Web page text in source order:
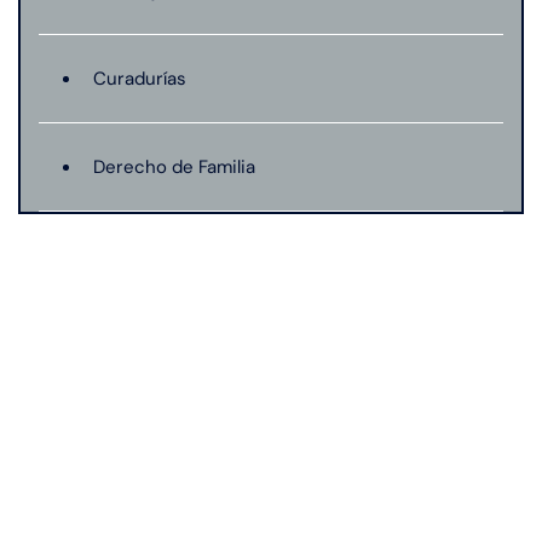
Curadurías
Derecho de Familia